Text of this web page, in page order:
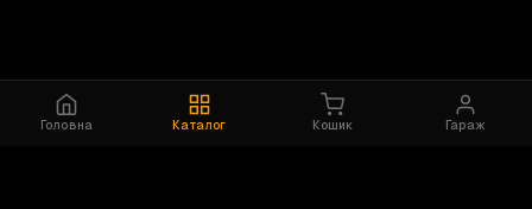
Головна Каталог Кошик Гараж